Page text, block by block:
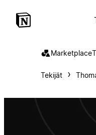
Marketplace
Tekijät